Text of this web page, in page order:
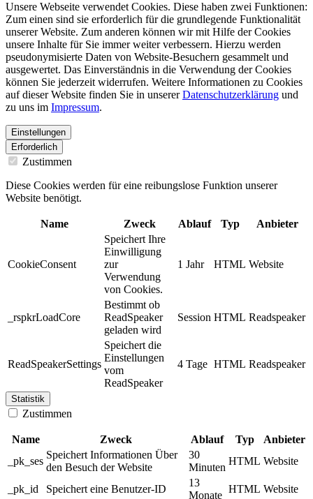
Unsere Webseite verwendet Cookies. Diese haben zwei Funktionen:
Zum einen sind sie erforderlich für die grundlegende Funktionalität
unserer Website. Zum anderen können wir mit Hilfe der Cookies
unsere Inhalte für Sie immer weiter verbessern. Hierzu werden
pseudonymisierte Daten von Website-Besuchern gesammelt und
ausgewertet. Das Einverständnis in die Verwendung der Cookies
können Sie jederzeit widerrufen. Weitere Informationen zu Cookies
auf dieser Website finden Sie in unsererDatenschutzerklärung und
zu uns im Impressum.
Einstellungen
Erforderlich
Zustimmen
Diese Cookies werden für eine reibungslose Funktion unserer
Website benötigt.
Name Zweck Ablauf Typ Anbieter
CookieConsent
Speichert Ihre
Einwilligung
zur
Verwendung
von Cookies.
1 Jahr HTML Website
_rspkrLoadCore
Bestimmt ob
ReadSpeaker
geladen wird
Session HTML Readspeaker
ReadSpeakerSettings
Speichert die
Einstellungen
vom
ReadSpeaker
4 Tage HTML Readspeaker
Statistik
Zustimmen
Name Zweck Ablauf Typ
Anbieter
_pk_ses
Speichert Informationen Über
den Besuch der Website
30
Minuten
HTML Website
_pk_id Speichert eine Benutzer-ID
13
Monate
HTML Website